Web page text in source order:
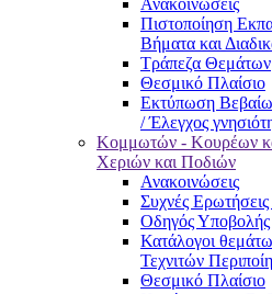
Ανακοινώσεις
Πιστοποίηση
Βήματα και
Τράπεζα Θεμάτων
Θεσμικό Πλαίσιο
Εκτύπωση
/ Έλεγχος
Κομμωτών - Κουρέων
Χεριών και Ποδιών
Ανακοινώσεις
Συχνές
Οδηγός Υποβολής
Κατάλογοι
Τεχνιτών
Θεσμικό Πλαίσιο